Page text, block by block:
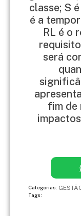
classe; S
é a
RL é o
será
fim de
Categorias:
Tags: